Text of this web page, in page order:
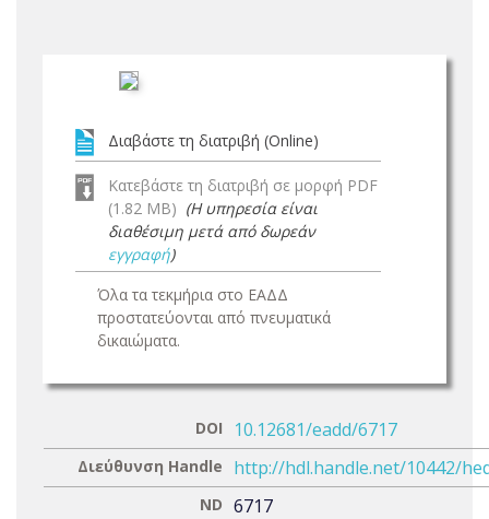
Διαβάστε τη διατριβή (Online)
Κατεβάστε τη διατριβή σε μορφή PDF
(1.82 MB) (Η υπηρεσία είναι
διαθέσιμη μετά από δωρεάν
εγγραφή)
Όλα τα τεκμήρια στο ΕΑΔΔ
προστατεύονται από πνευματικά
δικαιώματα.
DOI 10.12681/eadd/6717
Διεύθυνση Handle http://hdl.handle.net/10442/
ND 6717